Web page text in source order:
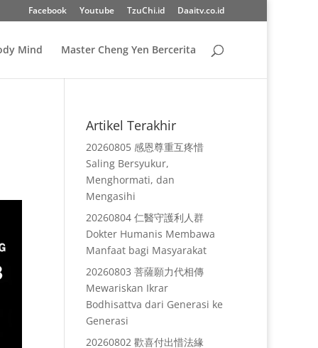
Facebook Youtube TzuChi.id Daaitv.co.id
Mind Master Cheng Yen Bercerita
Artikel Terakhir
20260805 感恩尊重互疼惜
Saling Bersyukur,
Menghormati, dan
Mengasihi
20260804 仁醫守護利人群
Dokter Humanis Membawa
Manfaat bagi Masyarakat
20260803 菩薩願力代相傳
Mewariskan Ikrar
Bodhisattva dari Generasi ke
Generasi
20260802 歡喜付出惜法緣